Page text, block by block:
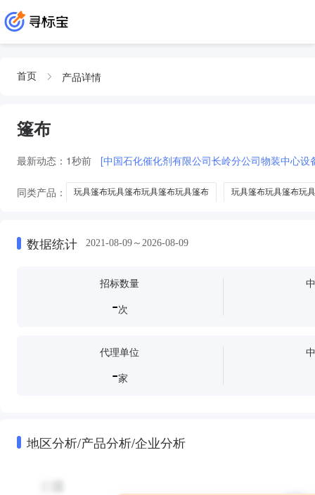
首页 产品详情
篷布
最新动态： 1秒前 [中国石化催化剂有限公司长岭分公司物装中心
同类产品： 玩具篷布玩具篷布玩具篷布玩具篷布 玩具篷布玩具篷布玩
数据统计 2021-08-09～2026-08-09
招标数量
-次
代理单位
-家
地区分析/产品分析/企业分析